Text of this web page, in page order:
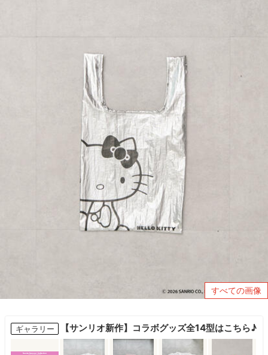
すべての画像
ギャラリー 【サンリオ新作】コラボグッズ全14型はこちら♪